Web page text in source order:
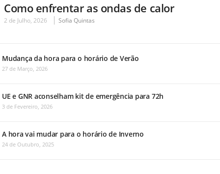
Como enfrentar as ondas de calor
2 de Julho, 2026 Sofia Quintas
Mudança da hora para o horário de Verão
27 de Março, 2026
UE e GNR aconselham kit de emergência para 72h
3 de Fevereiro, 2026
A hora vai mudar para o horário de Inverno
24 de Outubro, 2025